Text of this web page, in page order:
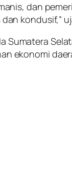
dan
kondusif,”
Sumatera
ekonomi